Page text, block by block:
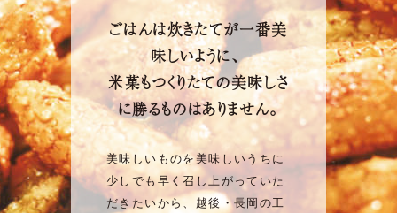
ごはんは炊きたてが一番美
味しいように、
米菓もつくりたての美味しさ
に勝るものはありません。
美味しいものを美味しいうちに
少しでも早く召し上がっていた
だきたいから、越後・長岡の工